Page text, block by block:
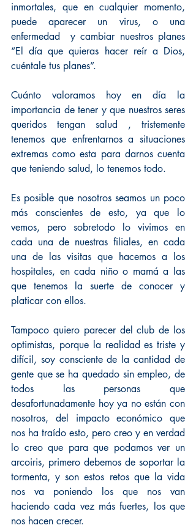
inmortales, que en cualquier momento,
puede aparecer un virus, o una
enfermedad  y cambiar nuestros planes
“El día que quieras hacer reír a Dios,
cuéntale tus planes”.
Cuánto valoramos hoy en día la
importancia de tener y que nuestros seres
queridos tengan salud , tristemente
tenemos que enfrentarnos a situaciones
extremas como esta para darnos cuenta
que teniendo salud, lo tenemos todo.
Es posible que nosotros seamos un poco
más conscientes de esto, ya que lo
vemos, pero sobretodo lo vivimos en
cada una de nuestras filiales, en cada
una de las visitas que hacemos a los
hospitales, en cada niño o mamá a las
que tenemos la suerte de conocer y
platicar con ellos.
Tampoco quiero parecer del club de los
optimistas, porque la realidad es triste y
difícil, soy consciente de la cantidad de
gente que se ha quedado sin empleo, de
todos las personas que
desafortunadamente hoy ya no están con
nosotros, del impacto económico que
nos ha traído esto, pero creo y en verdad
lo creo que para que podamos ver un
arcoiris, primero debemos de soportar la
tormenta, y son estos retos que la vida
nos va poniendo los que nos van
haciendo cada vez más fuertes, los que
nos hacen crecer.